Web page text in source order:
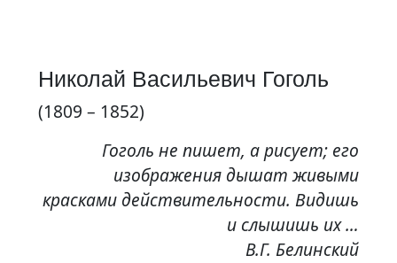
Николай Васильевич Гоголь
(1809 – 1852)
Гоголь не пишет, а рисует; его
изображения дышат живыми
красками действительности. Видишь
и слышишь их …
В.Г. Белинский